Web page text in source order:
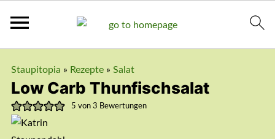
Staupitopia » Rezepte» Salat
Low Carb Thunfischsalat
5 von 3 Bewertungen